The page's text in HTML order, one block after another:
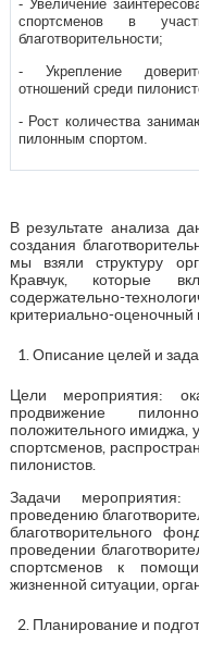
- Увеличение
спортсменов в
благотворительности;
- Укрепление
отношений среди
- Рост количества
пилонным спортом.
В результате анализа
создания
мы взяли структуру
Кравчук, которые
содержательно-
критериально-оценочный
Описание целей и
Цели мероприятия:
продвижение
положительного имиджа,
спортсменов,
пилонистов.
Задачи
проведению
благотворительного
проведении
спортсменов к
жизненной ситуации,
Планирование и